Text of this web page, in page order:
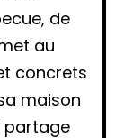
de
au
concrets
maison
partage